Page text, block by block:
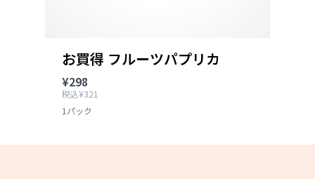
お買得 フルーツパプリカ
¥298
税込¥321
1パック